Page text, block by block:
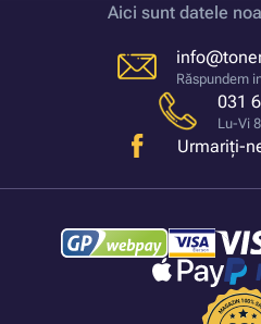
Aici sunt datele
Răspundem
031
Lu-Vi
Urmariți-